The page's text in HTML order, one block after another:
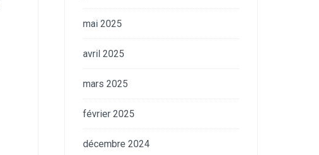
mai 2025
avril 2025
mars 2025
février 2025
décembre 2024